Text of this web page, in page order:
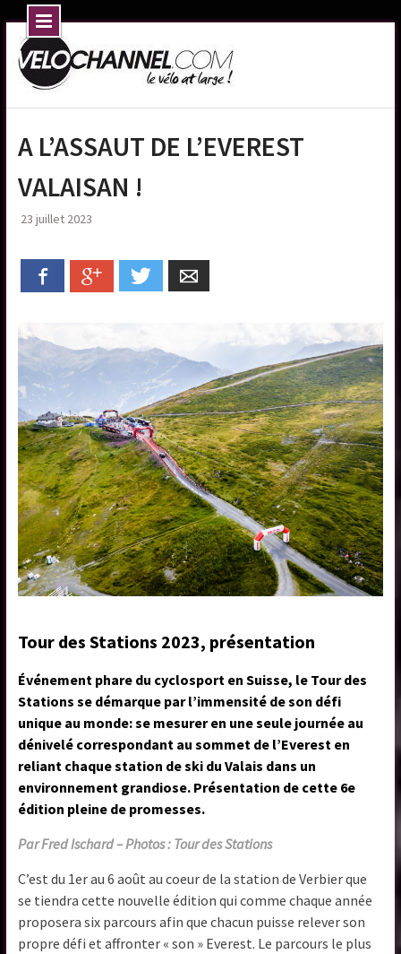
Skip
to
content
A L’ASSAUT DE L’EVEREST
VALAISAN !
23 juillet 2023
Facebook Google+ Twitter
Tour des Stations 2023, présentation
Événement phare du cyclosport en Suisse, le Tour des
Stations se démarque par l’immensité de son défi
unique au monde: se mesurer en une seule journée au
dénivelé correspondant au sommet de l’Everest en
reliant chaque station de ski du Valais dans un
environnement grandiose. Présentation de cette 6e
édition pleine de promesses.
Par Fred Ischard – Photos : Tour des Stations
C’est du 1er au 6 août au coeur de la station de Verbier que
se tiendra cette nouvelle édition qui comme chaque année
proposera six parcours afin que chacun puisse relever son
propre défi et affronter « son » Everest. Le parcours le plus